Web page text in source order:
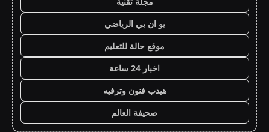
يو ان بي الرياضي
موقع حالة للتعليم
اخبار 24 ساعة
هيدب فنون وترفيه
صحيفة العالم